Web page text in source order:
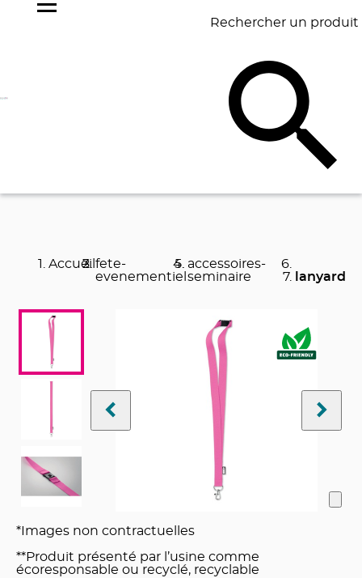
Rechercher un produit
BAGAGERIE BUREAU
Accueil fete-
evenementiel
accessoires-
seminaire
lanyard
*Images non contractuelles
**Produit présenté par l’usine comme
écoresponsable ou recyclé, recyclable